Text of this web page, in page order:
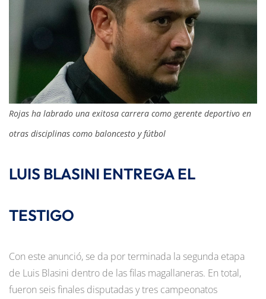
Rojas ha labrado una exitosa carrera como gerente deportivo en
otras disciplinas como baloncesto y fútbol
LUIS BLASINI ENTREGA EL
TESTIGO
Con este anunció, se da por terminada la segunda etapa
de Luis Blasini dentro de las filas magallaneras. En total,
fueron seis finales disputadas y tres campeonatos